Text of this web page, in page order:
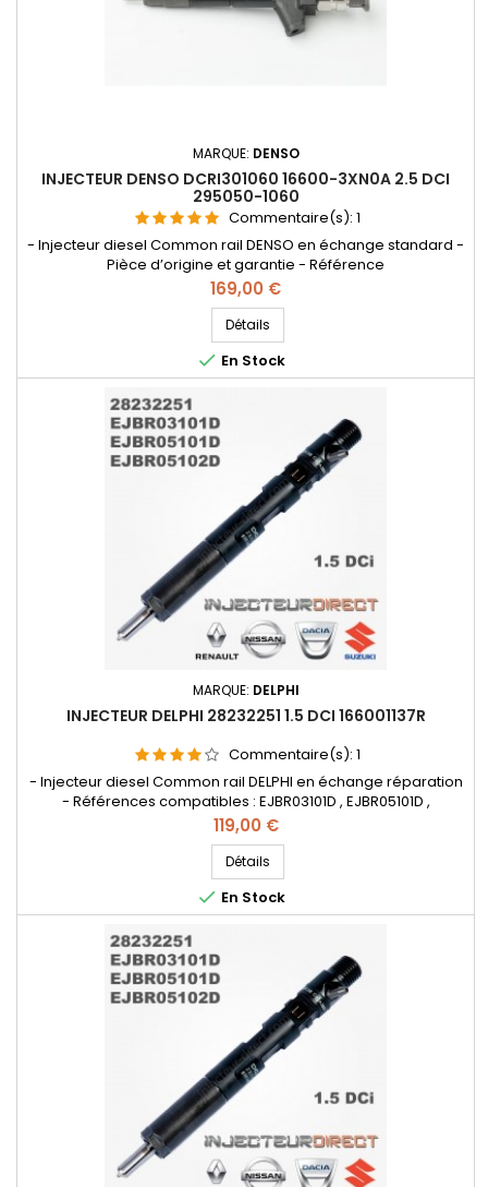
MARQUE: DENSO
INJECTEUR DENSO DCRI301060 16600-3XN0A 2.5 DCI
295050-1060
Commentaire(s): 1
- Injecteur diesel Common rail DENSO en échange standard -
Pièce d’origine et garantie - Référence
compatible: DCRI301060 , 16600-3XN0A , 166003XN0A , 295050-
1060 , 2950501060 - Pour motorisation Nissan 2.5 dCi
Prix
169,00 €
Détails
 En Stock
MARQUE: DELPHI
INJECTEUR DELPHI 28232251 1.5 DCI 166001137R
Commentaire(s): 1
- Injecteur diesel Common rail DELPHI en échange réparation
- Références compatibles : EJBR03101D , EJBR05101D ,
EJBR05102D , 28232251 , 8200421359 , 8200815416 , 166001137R ,
8200421897 , H8200421897 8200676774 , 7711497343
, 8200421359 , 8200815416 , 166001137R , 8200421897 ,
H8200421897 , 8200676774 , 7711497343 - Pour motorisation
Renault Nissan...
Prix
119,00 €
Détails
 En Stock